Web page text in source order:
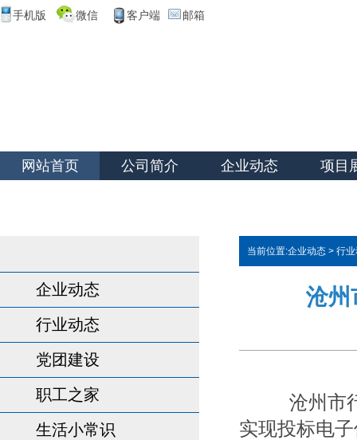
手机版 微信 客户端 邮箱
网站首页 公司简介 企业动态 项目
企业动态
行业动态
党团建设
职工之家
生活小常识
当前位置:企业动态 > 行
沧州
沧州市
实现投标电